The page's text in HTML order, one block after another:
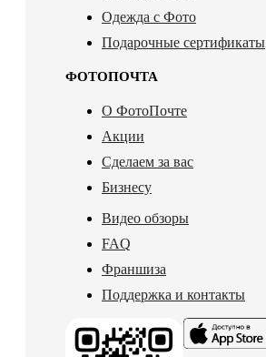
Одежда с Фото
Подарочные сертификаты
ФОТОПОЧТА
О ФотоПочте
Акции
Сделаем за вас
Бизнесу
Видео обзоры
FAQ
Франшиза
Поддержка и контакты